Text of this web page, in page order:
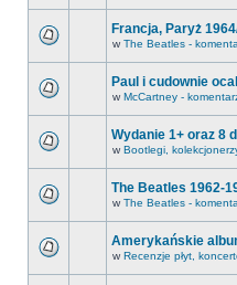
Francja, Paryż
w The Beatles -
Paul i cudownie
w McCartney -
Wydanie 1+ oraz 8
w Bootlegi,
The Beatles 1962-
w The Beatles -
Amerykańskie
w Recenzje płyt,